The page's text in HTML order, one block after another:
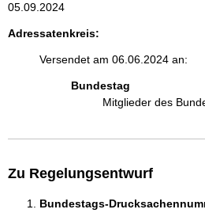
05.09.2024
Adressatenkreis:
Versendet am 06.06.2024 an:
Bundestag
Mitglieder des
Zu Regelungsentwurf
Bundestags-